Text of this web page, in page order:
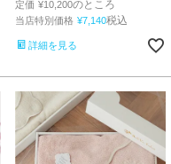
定価 ¥10,200のところ
当店特別価格 ¥7,140税込
詳細を見る